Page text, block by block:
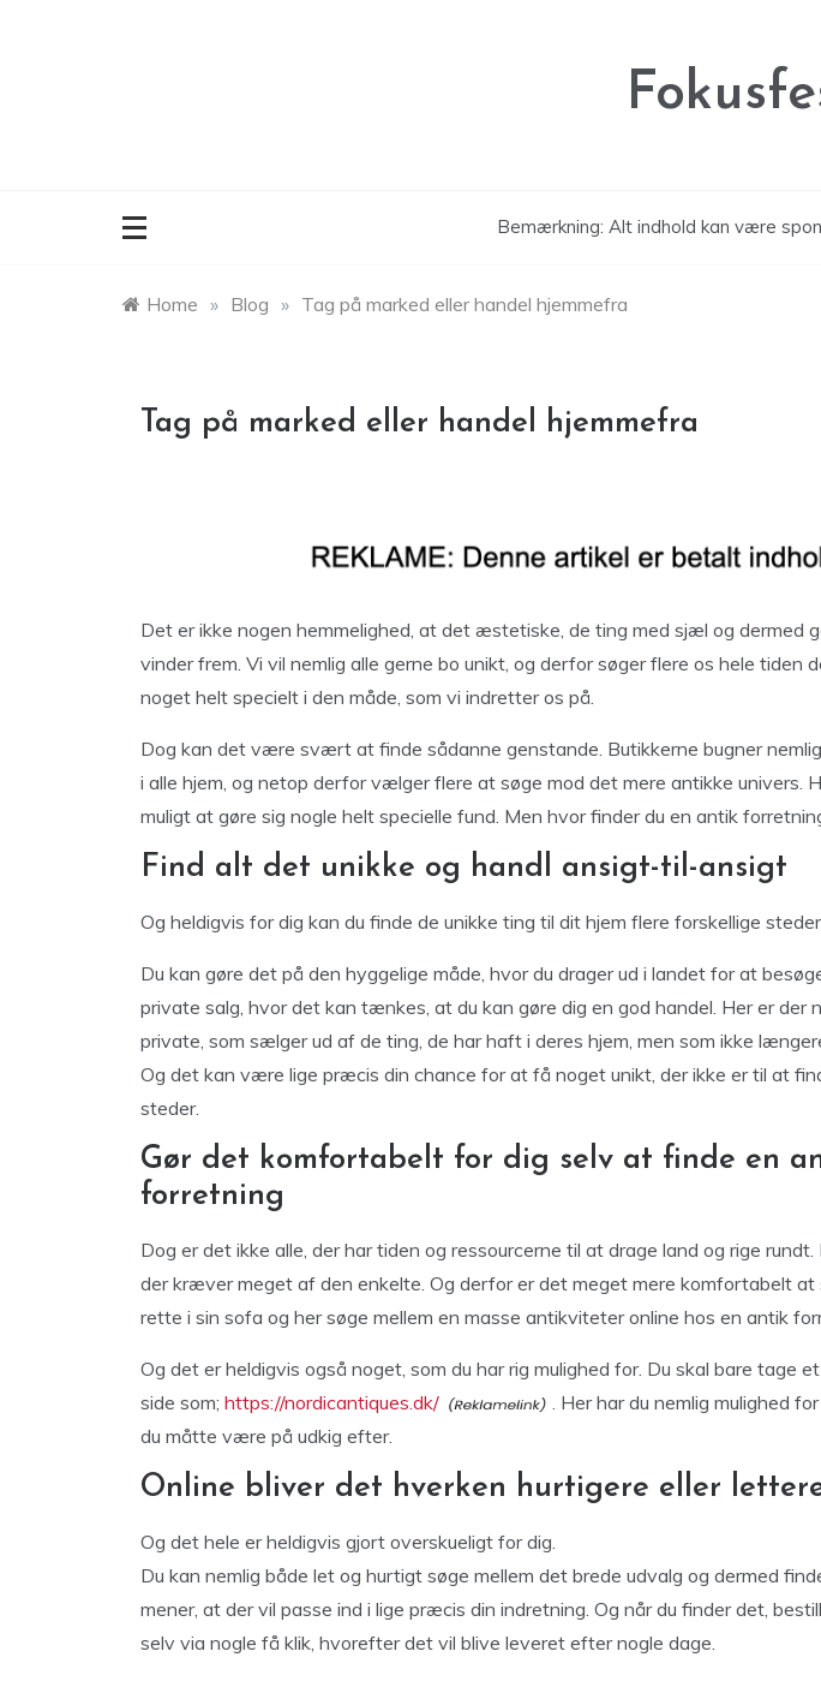
Bemærkning: Alt indhold kan være
Home » Blog » Tag på marked eller handel hjemmefra
Tag på marked eller handel hjemmefra
Det er ikke nogen hemmelighed, at det æstetiske, de ting med sjæl og dermed
vinder frem. Vi vil nemlig alle gerne bo unikt, og derfor søger flere os hele tiden
noget helt specielt i den måde, som vi indretter os på.
Dog kan det være svært at finde sådanne genstande. Butikkerne bugner
i alle hjem, og netop derfor vælger flere at søge mod det mere antikke univers.
muligt at gøre sig nogle helt specielle fund. Men hvor finder du en antik
Find alt det unikke og handl ansigt-til-ansigt
Og heldigvis for dig kan du finde de unikke ting til dit hjem flere forskellige
Du kan gøre det på den hyggelige måde, hvor du drager ud i landet for at
private salg, hvor det kan tænkes, at du kan gøre dig en god handel. Her er der
private, som sælger ud af de ting, de har haft i deres hjem, men som ikke
Og det kan være lige præcis din chance for at få noget unikt, der ikke er til at
steder.
Gør det komfortabelt for dig selv at finde en
forretning
Dog er det ikke alle, der har tiden og ressourcerne til at drage land og rige
der kræver meget af den enkelte. Og derfor er det meget mere komfortabelt
rette i sin sofa og her søge mellem en masse antikviteter online hos en antik
Og det er heldigvis også noget, som du har rig mulighed for. Du skal bare tage
side som; https://nordicantiques.dk/
. Her har du nemlig mulighed
du måtte være på udkig efter.
Online bliver det hverken hurtigere eller
Og det hele er heldigvis gjort overskueligt for dig.
Du kan nemlig både let og hurtigt søge mellem det brede udvalg og dermed
mener, at der vil passe ind i lige præcis din indretning. Og når du finder det,
selv via nogle få klik, hvorefter det vil blive leveret efter nogle dage.